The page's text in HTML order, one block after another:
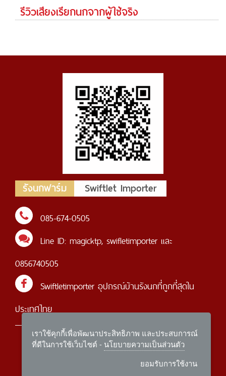
รีวิวเสียงเรียกนกจากผู้ใช้จริง
รังนกฟาร์ม Swiftlet Importer
085-674-0505
Line ID: magicktp, swifletimporter และ
0856740505
Swiftletimporter อุปกรณ์บ้านรังนกที่ถูกที่สุดใน
ประเทศไทย
หน้าแรก สินค้า ข้อมูลการชำระเงิน
บทความ
ติดต่อเรา
นโยบายความเป็นส่วนตัว
เราใช้คุกกี้เพื่อพัฒนาประสิทธิภาพ และประสบการณ์
ที่ดีในการใช้เว็บไซต์ - นโยบายความเป็นส่วนตัว
ยอมรับการใช้งาน